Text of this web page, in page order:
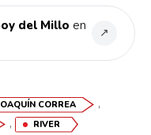
del Millo en
↗
CORREA ,
, RIVER